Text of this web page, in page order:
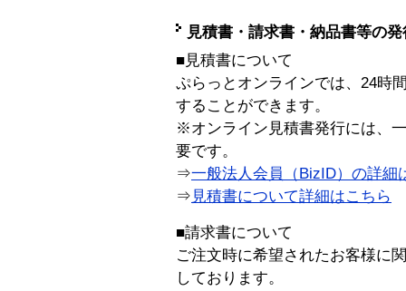
見積書・請求書・納品書等の
■見積書について
ぷらっとオンラインでは、24時
することができます。
※オンライン見積書発行には、
要です。
⇒一般法人会員（BizID）の詳細
⇒ 見積書について詳細はこちら
■請求書について
ご注文時に希望されたお客様に
しております。